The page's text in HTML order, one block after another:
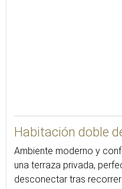
Habitación doble
Ambiente moderno y
una terraza privada,
desconectar tras